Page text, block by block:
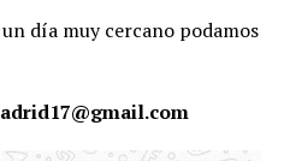
día muy cercano podamos